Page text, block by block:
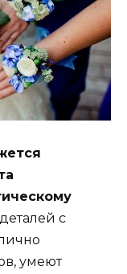
с
умеют